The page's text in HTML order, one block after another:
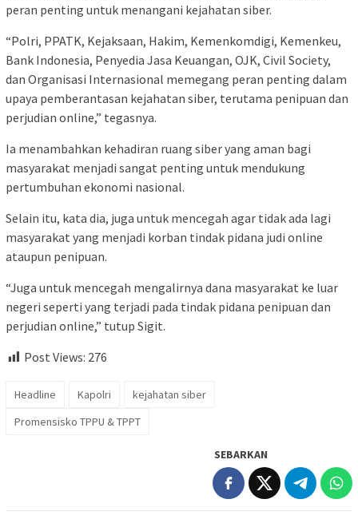
peran penting untuk menangani kejahatan siber.
“Polri, PPATK, Kejaksaan, Hakim, Kemenkomdigi, Kemenkeu,
Bank Indonesia, Penyedia Jasa Keuangan, OJK, Civil Society,
dan Organisasi Internasional memegang peran penting dalam
upaya pemberantasan kejahatan siber, terutama penipuan dan
perjudian online,” tegasnya.
Ia menambahkan kehadiran ruang siber yang aman bagi
masyarakat menjadi sangat penting untuk mendukung
pertumbuhan ekonomi nasional.
Selain itu, kata dia, juga untuk mencegah agar tidak ada lagi
masyarakat yang menjadi korban tindak pidana judi online
ataupun penipuan.
“Juga untuk mencegah mengalirnya dana masyarakat ke luar
negeri seperti yang terjadi pada tindak pidana penipuan dan
perjudian online,” tutup Sigit.
Post Views: 276
Headline Kapolri
kejahatan siber
Promensisko TPPU & TPPT
SEBARKAN